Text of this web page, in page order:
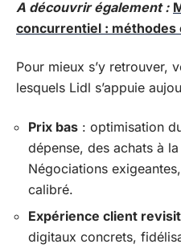
A découvrir également :
concurrentiel : méthodes
Pour mieux s’y retrouver,
lesquels Lidl s’appuie
Prix bas : optimisation
dépense, des achats à
Négociations
calibré.
Expérience client
digitaux concrets,